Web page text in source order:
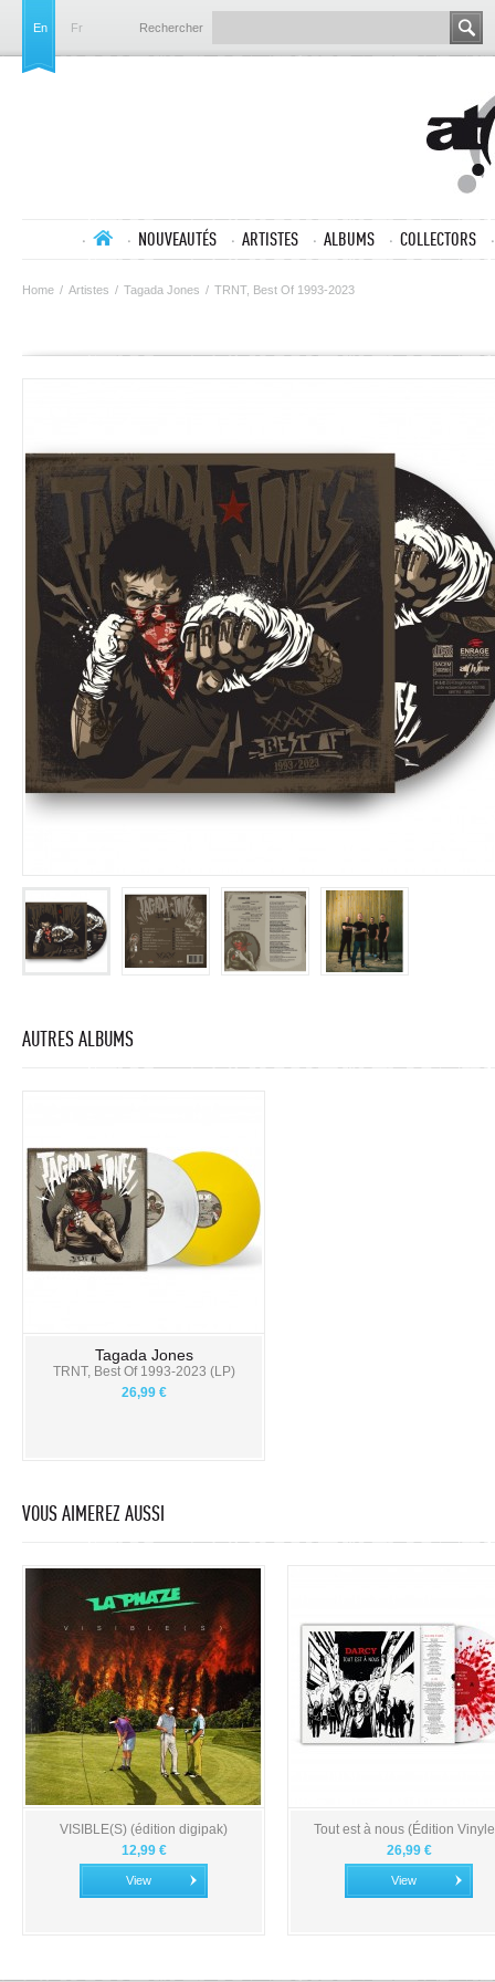
En Fr Rechercher
NOUVEAUTÉS ARTISTES ALBUMS COLLECTORS
Home / Artistes / Tagada Jones / TRNT, Best Of 1993-2023
AUTRES ALBUMS
Tagada Jones
TRNT, Best Of 1993-2023 (LP)
26,99 €
VOUS AIMEREZ AUSSI
VISIBLE(S) (édition digipak)
12,99 €
View
Tout est à nous (Édition
26,99 €
View